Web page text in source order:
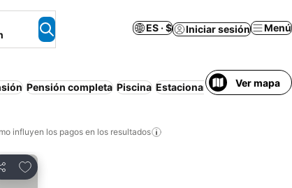
ES · $ Iniciar sesión Menú
Pensión completa Piscina Estacionamiento Resort
Ver mapa
influyen los pagos en los resultados
Compartir
Añadir a favoritos